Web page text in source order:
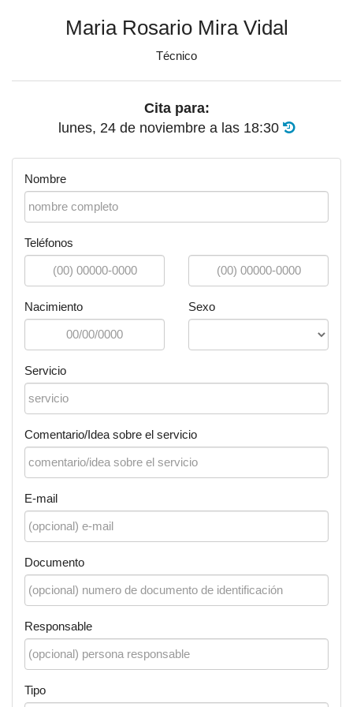
Maria Rosario Mira Vidal
Técnico
Cita para:
lunes, 24 de noviembre a las 18:30
Nombre
Teléfonos
Nacimiento Sexo
Servicio
Comentario/Idea sobre el servicio
E-mail
Documento
Responsable
Tipo